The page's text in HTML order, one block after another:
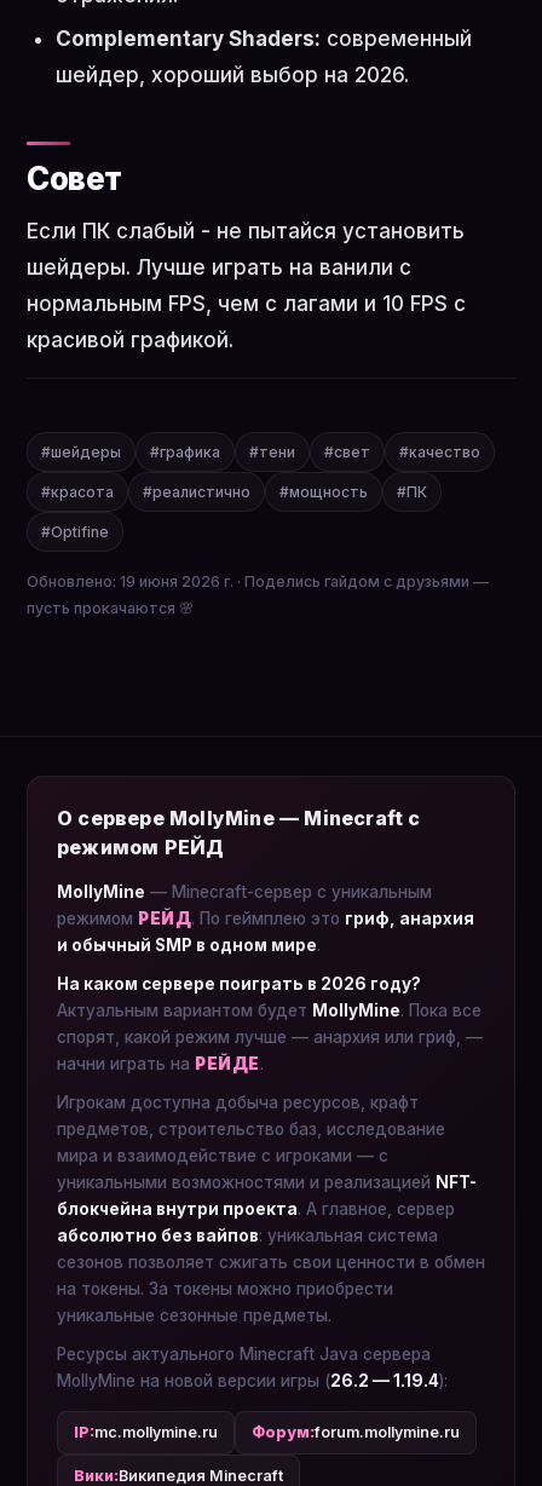
Complementary Shaders: современный
шейдер, хороший выбор на 2026.
Совет
Если ПК слабый - не пытайся установить
шейдеры. Лучше играть на ванили с
нормальным FPS, чем с лагами и 10 FPS с
красивой графикой.
#шейдеры #графика #тени #свет #качество
#красота #реалистично #мощность #ПК
#Optifine
Обновлено: 19 июня 2026 г. · Поделись гайдом с друзьями —
пусть прокачаются 🌸
О сервере MollyMine — Minecraft с
режимом РЕЙД
MollyMine — Minecraft-сервер с уникальным
режимом РЕЙД. По геймплею это гриф, анархия
и обычный SMP в одном мире.
На каком сервере поиграть в 2026 году?
Актуальным вариантом будет MollyMine. Пока все
спорят, какой режим лучше — анархия или гриф, —
начни играть на РЕЙДЕ.
Игрокам доступна добыча ресурсов, крафт
предметов, строительство баз, исследование
мира и взаимодействие с игроками — с
уникальными возможностями и реализацией NFT-
блокчейна внутри проекта. А главное, сервер
абсолютно без вайпов: уникальная система
сезонов позволяет сжигать свои ценности в обмен
на токены. За токены можно приобрести
уникальные сезонные предметы.
Ресурсы актуального Minecraft Java сервера
MollyMine на новой версии игры (26.2 — 1.19.4):
IP:mc.mollymine.ru Форум:forum.mollymine.ru
Вики:Википедия Minecraft